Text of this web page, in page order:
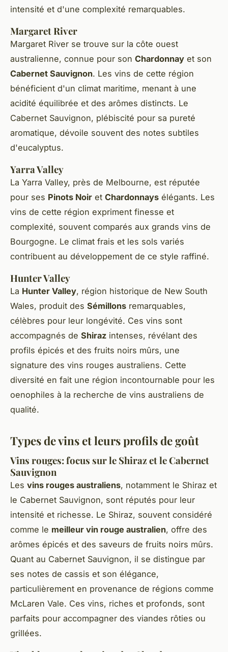
intensité et d'une complexité remarquables.
Margaret River
Margaret River se trouve sur la côte ouest
australienne, connue pour son Chardonnay et son
Cabernet Sauvignon. Les vins de cette région
bénéficient d'un climat maritime, menant à une
acidité équilibrée et des arômes distincts. Le
Cabernet Sauvignon, plébiscité pour sa pureté
aromatique, dévoile souvent des notes subtiles
d'eucalyptus.
Yarra Valley
La Yarra Valley, près de Melbourne, est réputée
pour ses Pinots Noir et Chardonnays élégants. Les
vins de cette région expriment finesse et
complexité, souvent comparés aux grands vins de
Bourgogne. Le climat frais et les sols variés
contribuent au développement de ce style raffiné.
Hunter Valley
La Hunter Valley, région historique de New South
Wales, produit des Sémillons remarquables,
célèbres pour leur longévité. Ces vins sont
accompagnés de Shiraz intenses, révélant des
profils épicés et des fruits noirs mûrs, une
signature des vins rouges australiens. Cette
diversité en fait une région incontournable pour les
oenophiles à la recherche de vins australiens de
qualité.
Types de vins et leurs profils de goût
Vins rouges: focus sur le Shiraz et le Cabernet
Sauvignon
Les vins rouges australiens, notamment le Shiraz et
le Cabernet Sauvignon, sont réputés pour leur
intensité et richesse. Le Shiraz, souvent considéré
comme le meilleur vin rouge australien, offre des
arômes épicés et des saveurs de fruits noirs mûrs.
Quant au Cabernet Sauvignon, il se distingue par
ses notes de cassis et son élégance,
particulièrement en provenance de régions comme
McLaren Vale. Ces vins, riches et profonds, sont
parfaits pour accompagner des viandes rôties ou
grillées.